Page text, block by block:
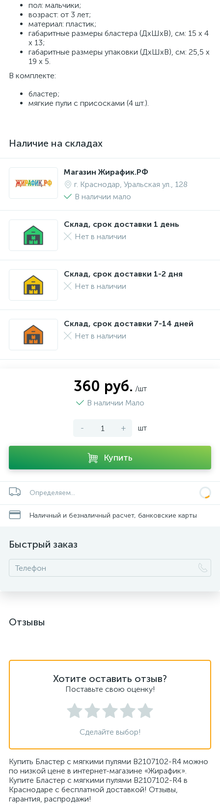
пол: мальчики;
возраст: от 3 лет;
материал: пластик;
габаритные размеры бластера (ДхШхВ), см: 15 х 4
х 13;
габаритные размеры упаковки (ДхШхВ), см: 25,5 х
19 х 5.
В комплекте:
бластер;
мягкие пули с присосками (4 шт.).
Наличие на складах
Магазин Жирафик.РФ
г. Краснодар, Уральская ул., 128
В наличии мало
Склад, срок доставки 1 день
Нет в наличии
Склад, срок доставки 1-2 дня
Нет в наличии
Склад, срок доставки 7-14 дней
Нет в наличии
360 руб. /шт
В наличии Мало
- + шт
Купить
Определяем...
Наличный и безналичный расчет, банковские карты
Быстрый заказ
Отзывы
Хотите оставить отзыв?
Поставьте свою оценку!
Сделайте выбор!
Купить Бластер с мягкими пулями B2107102-R4 можно
по низкой цене в интернет-магазине «Жирафик».
Купите Бластер с мягкими пулями B2107102-R4 в
Краснодаре с бесплатной доставкой! Отзывы,
гарантия, распродажи!